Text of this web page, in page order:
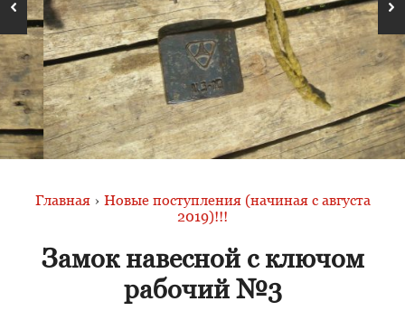
Главная › Новые поступления (начиная с августа
2019)!!!
Замок навесной с ключом
рабочий №3